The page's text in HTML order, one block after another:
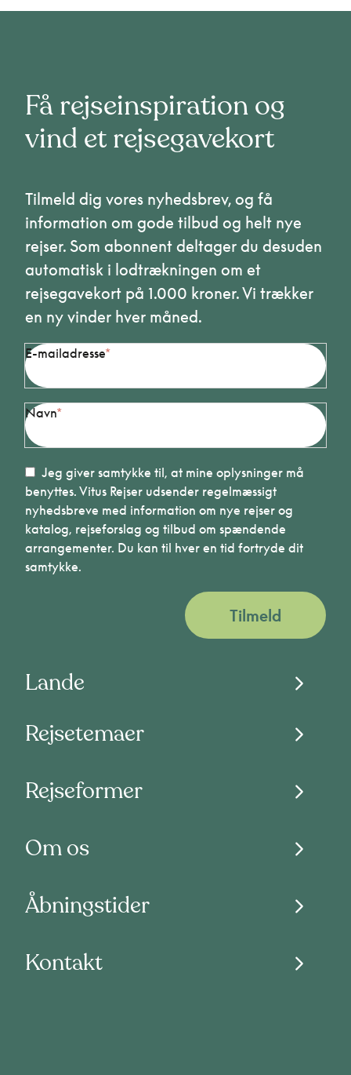
Få rejseinspiration og
vind et rejsegavekort
Tilmeld dig vores nyhedsbrev, og få
information om gode tilbud og helt nye
rejser. Som abonnent deltager du desuden
automatisk i lodtrækningen om et
rejsegavekort på 1.000 kroner. Vi trækker
en ny vinder hver måned.
E-mailadresse
Navn
Jeg giver samtykke til, at mine oplysninger må
benyttes. Vitus Rejser udsender regelmæssigt
nyhedsbreve med information om nye rejser og
katalog, rejseforslag og tilbud om spændende
arrangementer. Du kan til hver en tid fortryde dit
samtykke.
Tilmeld
Lande
Rejsetemaer
Rejseformer
Om os
Åbningstider
Kontakt